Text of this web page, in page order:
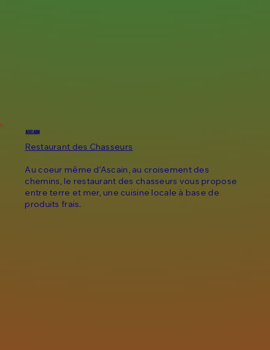
ASCAIN
Restaurant des Chasseurs
Au coeur même d’Ascain, au croisement des
chemins, le restaurant des chasseurs vous propose
entre terre et mer, une cuisine locale à base de
produits frais.